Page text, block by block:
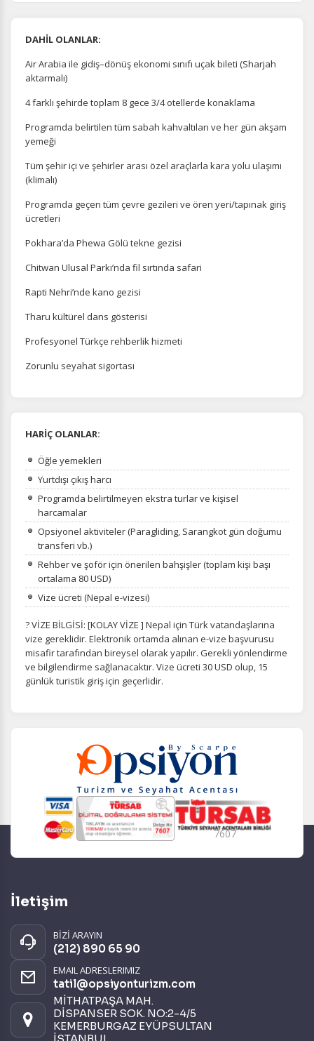
DAHİL OLANLAR:
Air Arabia ile gidiş–dönüş ekonomi sınıfı uçak bileti (Sharjah
aktarmalı)
4 farklı şehirde toplam 8 gece 3/4 otellerde konaklama
Programda belirtilen tüm sabah kahvaltıları ve her gün akşam
yemeği
Tüm şehir içi ve şehirler arası özel araçlarla kara yolu ulaşımı
(klimalı)
Programda geçen tüm çevre gezileri ve ören yeri/tapınak giriş
ücretleri
Pokhara’da Phewa Gölü tekne gezisi
Chitwan Ulusal Parkı’nda fil sırtında safari
Rapti Nehri’nde kano gezisi
Tharu kültürel dans gösterisi
Profesyonel Türkçe rehberlik hizmeti
Zorunlu seyahat sigortası
HARİÇ OLANLAR:
Öğle yemekleri
Yurtdışı çıkış harcı
Programda belirtilmeyen ekstra turlar ve kişisel
harcamalar
Opsiyonel aktiviteler (Paragliding, Sarangkot gün doğumu
transferi vb.)
Rehber ve şoför için önerilen bahşişler (toplam kişi başı
ortalama 80 USD)
Vize ücreti (Nepal e-vizesi)
? VİZE BİLGİSİ: [KOLAY VİZE ] Nepal için Türk vatandaşlarına
vize gereklidir. Elektronik ortamda alınan e-vize başvurusu
misafir tarafından bireysel olarak yapılır. Gerekli yönlendirme
ve bilgilendirme sağlanacaktır. Vize ücreti 30 USD olup, 15
günlük turistik giriş için geçerlidir.
7607
İletişim
BİZİ ARAYIN
(212) 890 65 90
EMAIL ADRESLERIMIZ
tatil@opsiyonturizm.com
MİTHATPAŞA MAH.
DİSPANSER SOK. NO:2-4/5
KEMERBURGAZ EYÜPSULTAN